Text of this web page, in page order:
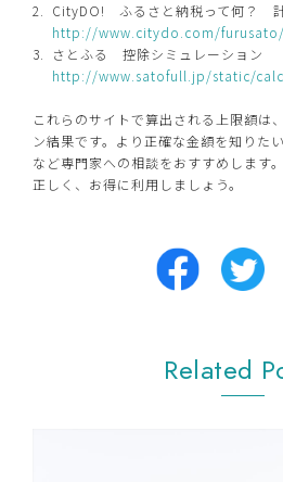
CityDO! ふるさと納税って何？
http://www.citydo.com/
さとふる 控除シミュレーション
http://www.satofull.jp/static/
これらのサイトで算出される上限額は
ン結果です。より正確な金額を知りた
など専門家への相談をおすすめします
正しく、お得に利用しましょう。
Related